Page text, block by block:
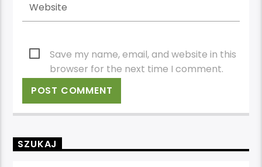
Save my name, email, and website in this
browser for the next time I comment.
SZUKAJ